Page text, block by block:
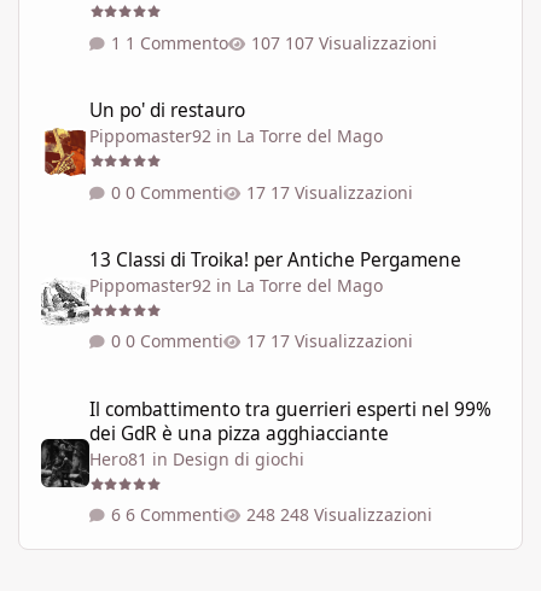
1 Commento 107 Visualizzazioni
Un po' di restauro
Pippomaster92 in La Torre del Mago
0 Commenti 17 Visualizzazioni
13 Classi di Troika! per Antiche Pergamene
Pippomaster92 in La Torre del Mago
0 Commenti 17 Visualizzazioni
Il combattimento tra guerrieri esperti nel 99%
dei GdR è una pizza agghiacciante
Hero81 in Design di giochi
6 Commenti 248 Visualizzazioni